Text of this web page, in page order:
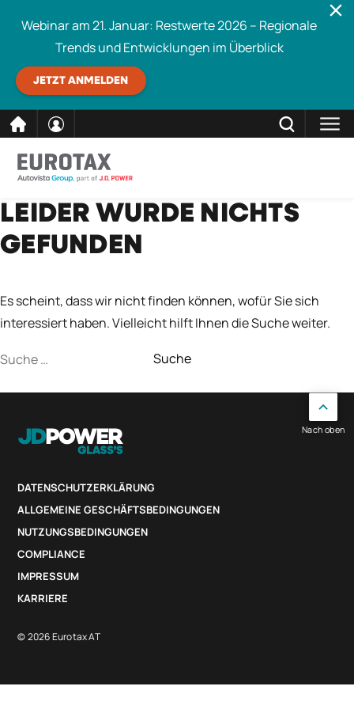
direkt
zum
Inhalt
Webinar am 21. Januar: Restwerte 2026 – Regionale
Trends und Entwicklungen im Überblick
JETZT ANMELDEN
Eurotax durchsuchen SCHLIESSEN
LEIDER WURDE NICHTS
GEFUNDEN
Es scheint, dass wir nicht finden können, wofür Sie sich
interessiert haben. Vielleicht hilft Ihnen die Suche weiter.
Suche
DATENSCHUTZERKLÄRUNG
ALLGEMEINE GESCHÄFTSBEDINGUNGEN
NUTZUNGSBEDINGUNGEN
COMPLIANCE
IMPRESSUM
KARRIERE
© 2026 Eurotax AT
Nach oben